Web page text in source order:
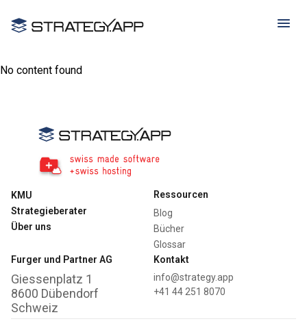
No content found
KMU
Strategieberater
Über uns
Ressourcen
Blog
Bücher
Glossar
Furger und Partner AG
Giessenplatz 1
8600 Dübendorf
Schweiz
Kontakt
info@strategy.app
+41 44 251 8070